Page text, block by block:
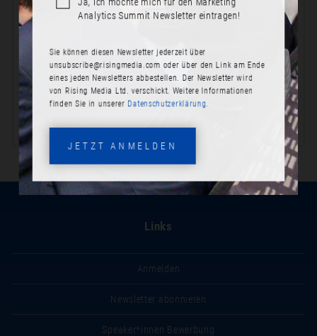
JETZT ANMELDEN
PROGRAMM ANSEHEN
Links
Anmelden
Newsletter abonnieren
Speaker*innen Bewerbung
Ja, ich möchte mich für den Marketing
Analytics Summit Newsletter eintragen!
Sie können diesen Newsletter jederzeit über
unsubscribe@risingmedia.com oder über den Link am Ende
eines jeden Newsletters abbestellen. Der Newsletter wird
von Rising Media Ltd. verschickt. Weitere Informationen